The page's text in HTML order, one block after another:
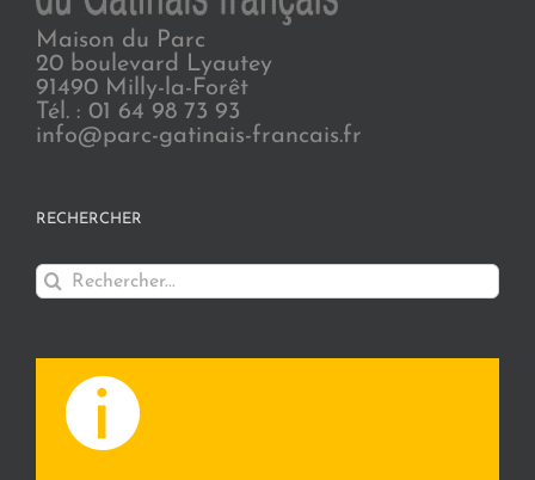
Maison du Parc
20 boulevard Lyautey
91490 Milly-la-Forêt
Tél. : 01 64 98 73 93
info@parc-gatinais-francais.fr
RECHERCHER
Rechercher: